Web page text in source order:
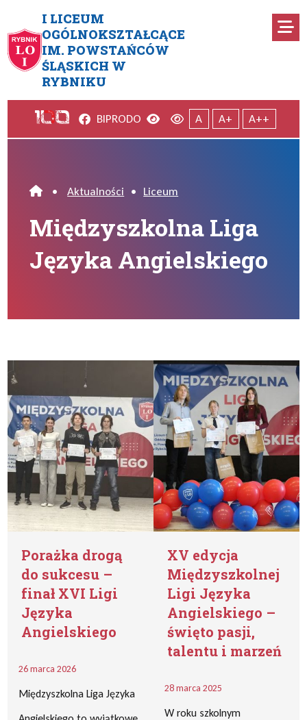
I LICEUM
OGÓLNOKSZTAŁCĄCE
IM. POWSTAŃCÓW
ŚLĄSKICH W
RYBNIKU
Międzyszkolna Liga Języka
Facebook
BIPRODO Wersja kontrastowa
Wersja domyślna
A A+ A++
Home
• Aktualności • Liceum
Międzyszkolna Liga
Języka Angielskiego
Porażka drogą
do sukcesu –
finał XVI Ligi
Języka
Angielskiego
26 marca 2026
Międzyszkolna Liga Języka
XV edycja
Międzyszkolnej
Ligi Języka
Angielskiego –
święto pasji,
talentu i marzeń
28 marca 2025
W roku szkolnym